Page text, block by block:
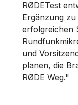
RØDETest
Ergänzung
erfolgreichen
und
planen, die
RØDE Weg."